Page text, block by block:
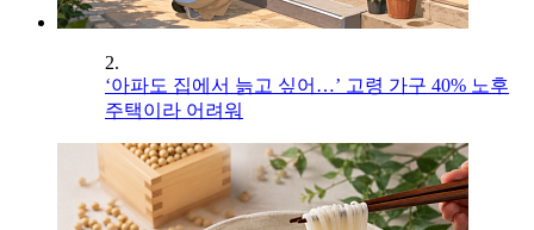
2.
‘아파도 집에서 늙고 싶어…’ 고령 가구 40% 노후
주택이라 어려워